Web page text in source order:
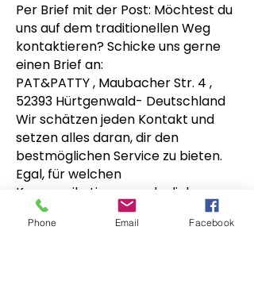
Per Brief mit der Post: Möchtest du
uns auf dem traditionellen Weg
kontaktieren? Schicke uns gerne
einen Brief an:
PAT&PATTY , Maubacher Str. 4 ,
52393 Hürtgenwald- Deutschland
Wir schätzen jeden Kontakt und
setzen alles daran, dir den
bestmöglichen Service zu bieten.
Egal, für welchen
Kommunikationsweg du dich
entscheidest, wir freuen uns darauf,
von dir zu hören!
Phone Email Facebook